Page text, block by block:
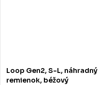
Loop Gen2, S-L, náhradný
remienok, béžový